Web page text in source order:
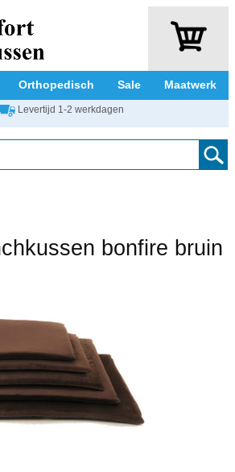
Orthopedisch Sale Maatwerk
Levertijd 1-2 werkdagen
bonfire bruin